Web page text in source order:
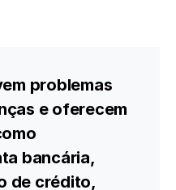
problemas
e oferecem
bancária,
de crédito,